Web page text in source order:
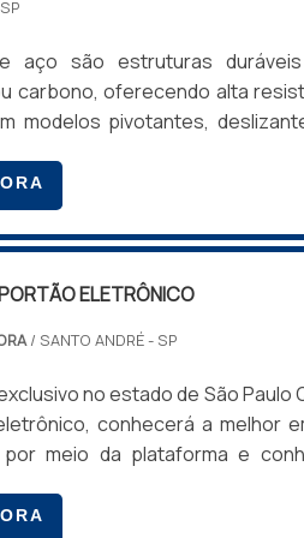
térmicos e impactos,
ficam presos na película.
MODELO PARA MEU
de privacidade e a
laminado, que podem
PARA CASAS COM
seguras, pois são projetadas
aço são estruturas
carbono, oferecendo alta
modelos pivotantes,
variados. Utilizadas em
segurança e versatilidade.
ELETRÔNICO
/ SANTO ANDRÉ - SP
estado de São Paulo Quem está em busca de motor
conhecerá a melhor
por meio da plataforma e
poderá encontrar ótima